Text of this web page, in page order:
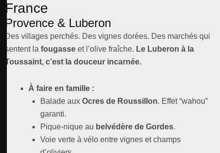
France
Provence & Luberon
Des villages perchés. Des vignes dorées. Des marchés qui
sentent la fougasse et l’olive fraîche. Le Luberon à la
Toussaint, c’est la douceur incarnée.
À faire en famille :
Balade aux Ocres de Roussillon. Effet “wahou”
garanti.
Pique-nique au belvédère de Gordes.
Voie verte à vélo entre vignes et champs